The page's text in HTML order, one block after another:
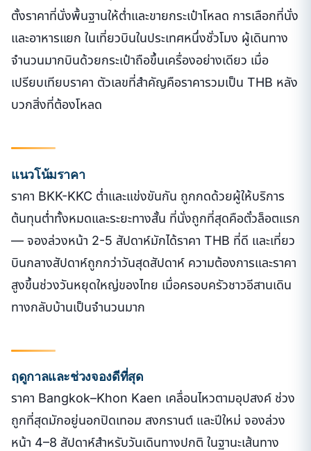
ตั้งราคาที่นั่งพื้นฐานให้ต่ำและขายกระเป๋าโหลด การเลือกที่นั่ง
และอาหารแยก ในเที่ยวบินในประเทศหนึ่งชั่วโมง ผู้เดินทาง
จำนวนมากบินด้วยกระเป๋าถือขึ้นเครื่องอย่างเดียว เมื่อ
เปรียบเทียบราคา ตัวเลขที่สำคัญคือราคารวมเป็น THB หลัง
บวกสิ่งที่ต้องโหลด
แนวโน้มราคา
ราคา BKK-KKC ต่ำและแข่งขันกัน ถูกกดด้วยผู้ให้บริการ
ต้นทุนต่ำทั้งหมดและระยะทางสั้น ที่นั่งถูกที่สุดคือตั๋วล็อตแรก
— จองล่วงหน้า 2-5 สัปดาห์มักได้ราคา THB ที่ดี และเที่ยว
บินกลางสัปดาห์ถูกกว่าวันสุดสัปดาห์ ความต้องการและราคา
สูงขึ้นช่วงวันหยุดใหญ่ของไทย เมื่อครอบครัวชาวอีสานเดิน
ทางกลับบ้านเป็นจำนวนมาก
ฤดูกาลและช่วงจองดีที่สุด
ราคา Bangkok–Khon Kaen เคลื่อนไหวตามอุปสงค์ ช่วง
ถูกที่สุดมักอยู่นอกปิดเทอม สงกรานต์ และปีใหม่ จองล่วง
หน้า 4–8 สัปดาห์สำหรับวันเดินทางปกติ ในฐานะเส้นทาง